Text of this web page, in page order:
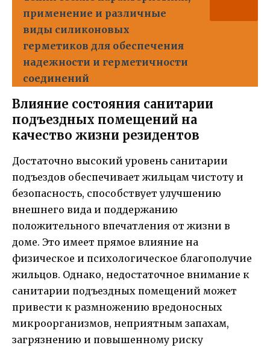
применение и различные
виды силиконовых
герметиков для обеспечения
надежности и герметичности
соединений
Влияние состояния санитарии
подъездных помещений на
качество жизни резидентов
Достаточно высокий уровень санитарии
подъездов обеспечивает жильцам чистоту и
безопасность, способствует улучшению
внешнего вида и поддержанию
положительного впечатления от жизни в
доме. Это имеет прямое влияние на
физическое и психологическое благополучие
жильцов. Однако, недостаточное внимание к
санитарии подъездных помещений может
привести к размножению вредоносных
микроорганизмов, неприятным запахам,
загрязнению и повышенному риску